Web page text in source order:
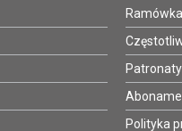
Patronaty
Polityka